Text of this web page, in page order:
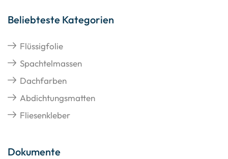
Beliebteste Kategorien
Flüssigfolie
Spachtelmassen
Dachfarben
Abdichtungsmatten
Fliesenkleber
Dokumente